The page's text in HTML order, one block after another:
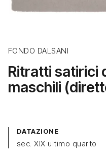
FONDO DALSANI
Ritratti satirici
maschili
DATAZIONE
sec. XIX ultimo quarto